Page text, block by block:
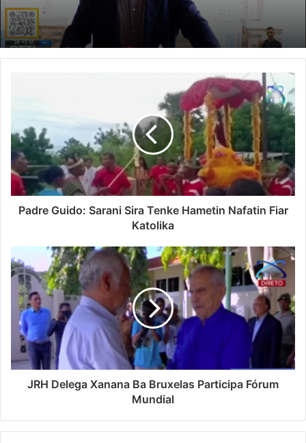
Padre Guido: Sarani Sira Tenke Hametin Nafatin Fiar
Katolika
JRH Delega Xanana Ba Bruxelas Participa Fórum
Mundial